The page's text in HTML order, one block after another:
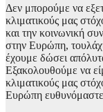
Δεν μπορούμε να
κλιματικούς μας
και την κοινωνική
στην Ευρώπη,
έχουμε δώσει
Εξακολουθούμε να
κλιματικούς μας
Ευρώπη